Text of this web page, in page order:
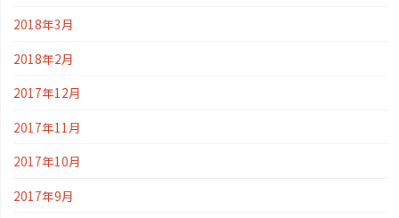
2018年3月
2018年2月
2017年12月
2017年11月
2017年10月
2017年9月